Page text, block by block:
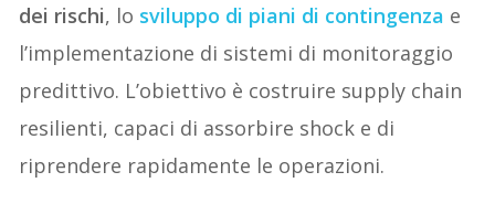
dei rischi, lo sviluppo di piani di contingenza e
l’implementazione di sistemi di monitoraggio
predittivo. L’obiettivo è costruire supply chain
resilienti, capaci di assorbire shock e di
riprendere rapidamente le operazioni.